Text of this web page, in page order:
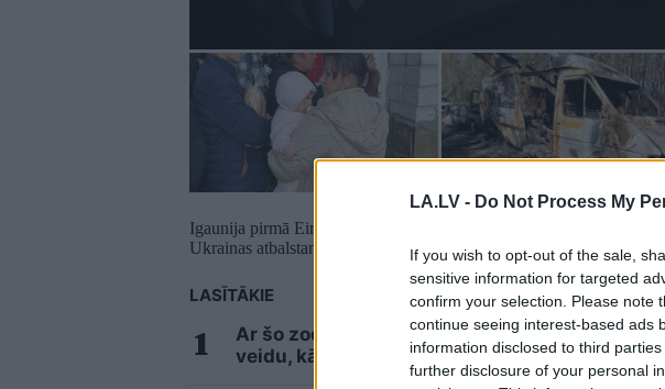
LA.LV - Do Not Process My
If you wish to opt-out of the sale,
sensitive information for targeted
confirm your selection. Please note
continue seeing interest-based ads
information disclosed to third
further disclosure of your personal
Igaunija pirmā Eiropas Savienībā (ES) izstrādās tiesisko ietvaru
Ukrainas atbalstam, vēsta laikraksts “Postimees”.
LASĪTĀKIE
Ar šo zodiaka zīmju pārstāvjiem labāk
veidu, kā pamatīgi atriebties